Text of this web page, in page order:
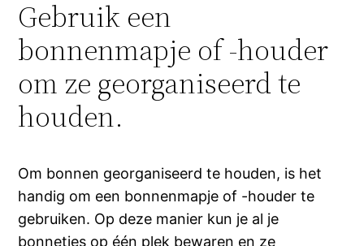
Gebruik een
bonnenmapje of -houder
om ze georganiseerd te
houden.
Om bonnen georganiseerd te houden, is het
handig om een bonnenmapje of -houder te
gebruiken. Op deze manier kun je al je
bonnetjes op één plek bewaren en ze